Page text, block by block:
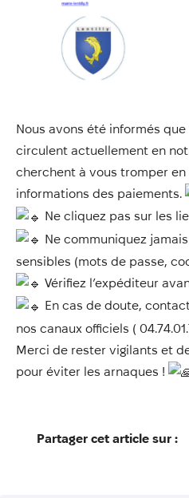
Nous avons été informés
circulent actuellement en
cherchent à vous tromper
informations des paiements.
Ne cliquez pas sur les
Ne communiquez
sensibles (mots de passe,
Vérifiez l’expéditeur
En cas de doute,
nos canaux officiels (
Merci de rester vigilants et
pour éviter les arnaques !
Partager cet article sur :